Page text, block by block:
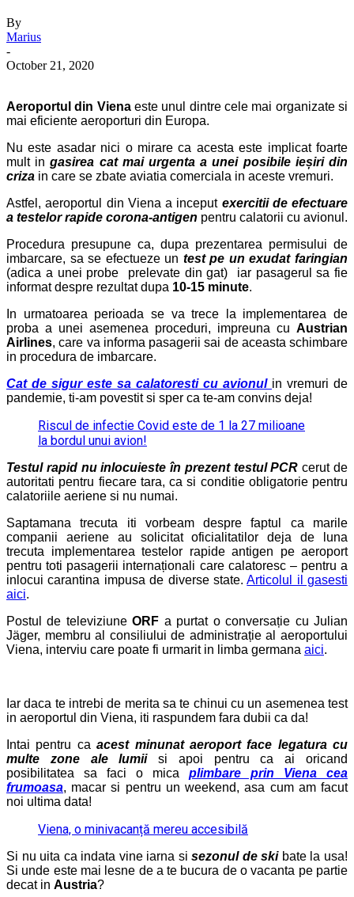
By
Marius
-
October 21, 2020
Aeroportul din Vienaeste unul dintre cele mai organizate si
mai eficiente aeroporturi din Europa.
Nu este asadar nici o mirare ca acesta este implicat foarte
mult in gasirea cat mai urgenta a unei posibile ieșiri din
criza in care se zbate aviatia comerciala in aceste vremuri.
Astfel, aeroportul din Viena a inceput exercitii de efectuare
a testelor rapide corona-antigen pentru calatorii cu avionul.
Procedura presupune ca, dupa prezentarea permisului de
imbarcare, sa se efectueze un test pe un exudat faringian
(adica a unei probe prelevate din gat) iar pasagerul sa fie
informat despre rezultat dupa 10-15 minute.
In urmatoarea perioada se va trece la implementarea de
proba a unei asemenea proceduri, impreuna cu Austrian
Airlines, care va informa pasagerii sai de aceasta schimbare
in procedura de imbarcare.
Cat de sigur este sa calatoresti cu avionul in vremuri de
pandemie, ti-am povestit si sper ca te-am convins deja!
Riscul de infectie Covid este de 1 la 27 milioane
la bordul unui avion!
Testul rapid nu inlocuieste în prezent testul PCR cerut de
autoritati pentru fiecare tara, ca si conditie obligatorie pentru
calatoriile aeriene si nu numai.
Saptamana trecuta iti vorbeam despre faptul ca marile
companii aeriene au solicitat oficialitatilor deja de luna
trecuta implementarea testelor rapide antigen pe aeroport
pentru toti pasagerii internaționali care calatoresc – pentru a
inlocui carantina impusa de diverse state.Articolul il gasesti
aici.
Postul de televiziuneORF a purtat o conversație cu Julian
Jäger, membru al consiliului de administrație al aeroportului
Viena, interviu care poate fi urmarit in limba germana aici.
Iar daca te intrebi de merita sa te chinui cu un asemenea test
in aeroportul din Viena, iti raspundem fara dubii ca da!
Intai pentru caacest minunat aeroport face legatura cu
multe zone ale lumiisi apoi pentru ca ai oricand
posibilitatea sa faci o mica plimbare prin Viena cea
frumoasa, macar si pentru un weekend, asa cum am facut
noi ultima data!
Viena, o minivacanță mereu accesibilă
Si nu uita ca indata vine iarna sisezonul de skibate la usa!
Si unde este mai lesne de a te bucura de o vacanta pe partie
decat in Austria?